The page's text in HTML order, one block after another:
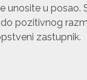
unosite u posao.
pozitivnog
zastupnik.